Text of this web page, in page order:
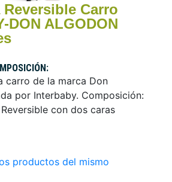
Carro
DON ALGODON
carro de la marca Don
por Interbaby. Composición:
con dos caras
productos del mismo